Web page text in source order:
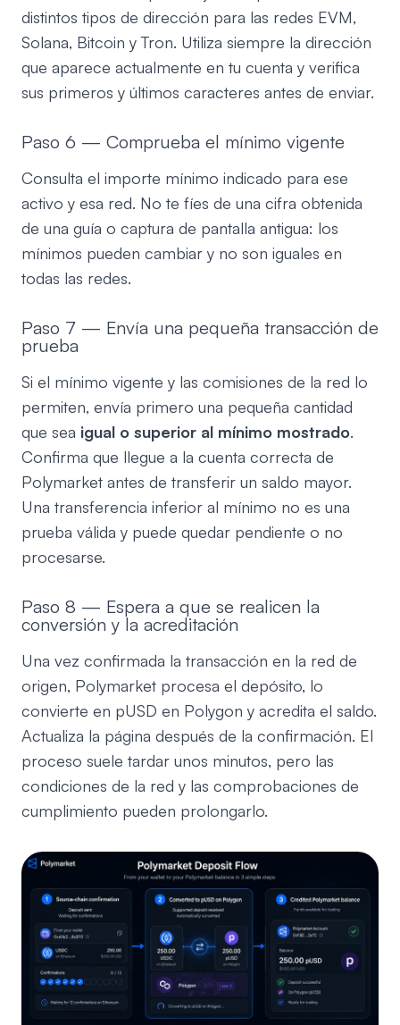
distintos tipos de dirección para las redes EVM,
Solana, Bitcoin y Tron. Utiliza siempre la dirección
que aparece actualmente en tu cuenta y verifica
sus primeros y últimos caracteres antes de enviar.
Paso 6 — Comprueba el mínimo vigente
Consulta el importe mínimo indicado para ese
activo y esa red. No te fíes de una cifra obtenida
de una guía o captura de pantalla antigua: los
mínimos pueden cambiar y no son iguales en
todas las redes.
Paso 7 — Envía una pequeña transacción de
prueba
Si el mínimo vigente y las comisiones de la red lo
permiten, envía primero una pequeña cantidad
que sea igual o superior al mínimo mostrado.
Confirma que llegue a la cuenta correcta de
Polymarket antes de transferir un saldo mayor.
Una transferencia inferior al mínimo no es una
prueba válida y puede quedar pendiente o no
procesarse.
Paso 8 — Espera a que se realicen la
conversión y la acreditación
Una vez confirmada la transacción en la red de
origen, Polymarket procesa el depósito, lo
convierte en pUSD en Polygon y acredita el saldo.
Actualiza la página después de la confirmación. El
proceso suele tardar unos minutos, pero las
condiciones de la red y las comprobaciones de
cumplimiento pueden prolongarlo.